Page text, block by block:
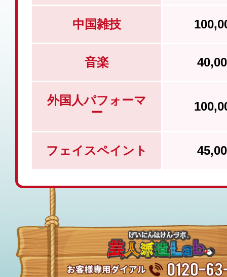
中国雑技
音楽
外国人パフォーマ
ー
フェイスペイント